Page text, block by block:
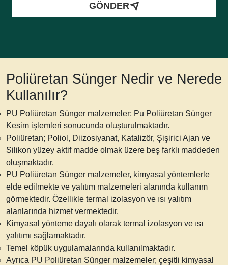
GÖNDER
Poliüretan Sünger Nedir ve Nerede
Kullanılır?
PU Poliüretan Sünger malzemeler; Pu Poliüretan Sünger
Kesim işlemleri sonucunda oluşturulmaktadır.
Poliüretan; Poliol, Diizosiyanat, Katalizör, Şişirici Ajan ve
Silikon yüzey aktif madde olmak üzere beş farklı maddeden
oluşmaktadır.
PU Poliüretan Sünger malzemeler, kimyasal yöntemlerle
elde edilmekte ve yalıtım malzemeleri alanında kullanım
görmektedir. Özellikle termal izolasyon ve ısı yalıtım
alanlarında hizmet vermektedir.
Kimyasal yönteme dayalı olarak termal izolasyon ve ısı
yalıtımı sağlamaktadır.
Temel köpük uygulamalarında kullanılmaktadır.
Ayrıca PU Poliüretan Sünger malzemeler; çeşitli kimyasal